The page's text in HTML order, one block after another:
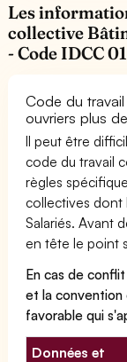
Les
collective
- Code IDCC
Code du
ouvriers plus
Il peut être
code du travail
règles
collectives dont
Salariés. Avant
en tête le point
En cas de
et la convention
favorable qui
Données et